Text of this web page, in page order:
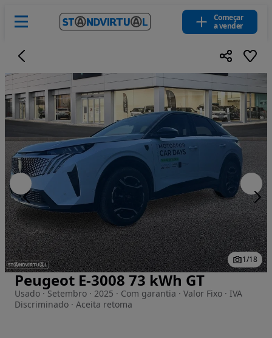
Começar
a vender
Imagem 1 de 18
1/18
Peugeot E-3008 73 kWh GT
Usado · Setembro · 2025 · Com garantia · Valor Fixo · IVA
Discriminado · Aceita retoma